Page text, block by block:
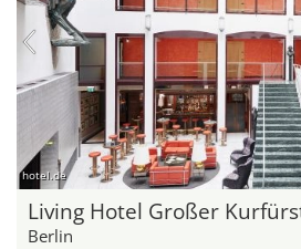
hotel.de
Living Hotel Großer
Berlin